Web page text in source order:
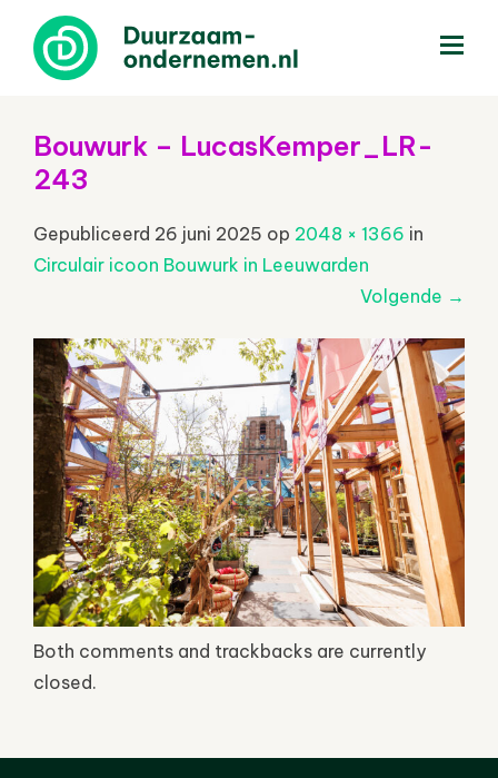
Bouwurk – LucasKemper_LR-
243
Gepubliceerd 26 juni 2025 op 2048 × 1366 in
Circulair icoon Bouwurk in Leeuwarden
Volgende →
Both comments and trackbacks are currently
closed.